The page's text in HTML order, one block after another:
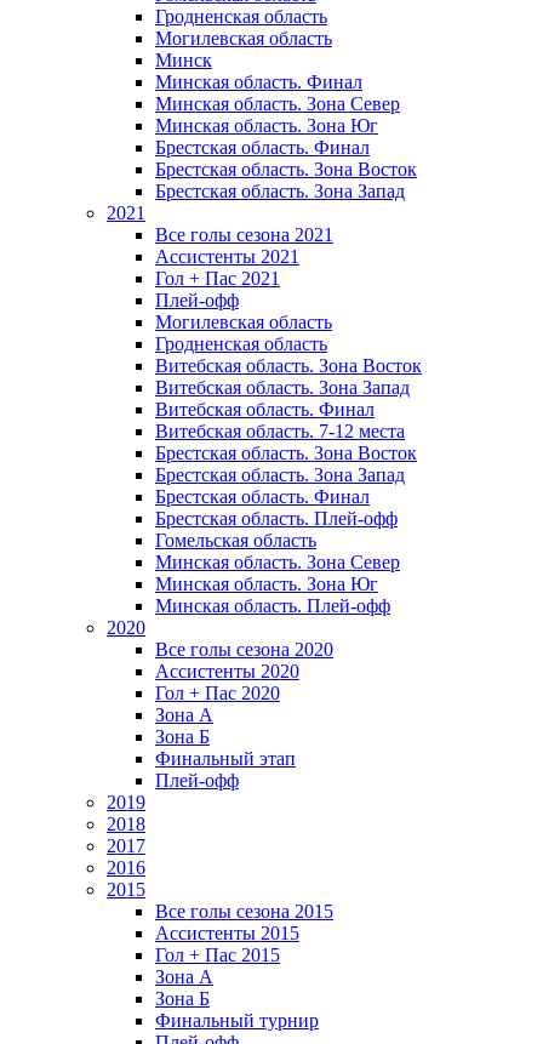
Гродненская область
Могилевская область
Минск
Mинская область. Финал
Минская область. Зона Север
Минская область. Зона Юг
Брестская область. Финал
Брестская область. Зона Восток
Брестская область. Зона Запад
2021
Все голы сезона 2021
Ассистенты 2021
Гол + Пас 2021
Плей-офф
Могилевская область
Гродненская область
Витебская область. Зона Восток
Витебская область. Зона Запад
Витебская область. Финал
Витебская область. 7-12 места
Брестская область. Зона Восток
Брестская область. Зона Запад
Брестская область. Финал
Брестская область. Плей-офф
Гомельская область
Минская область. Зона Север
Минская область. Зона Юг
Минская область. Плей-офф
2020
Все голы сезона 2020
Ассистенты 2020
Гол + Пас 2020
Зона А
Зона Б
Финальный этап
Плей-офф
2019
2018
2017
2016
2015
Все голы сезона 2015
Ассистенты 2015
Гол + Пас 2015
Зона А
Зона Б
Финальный турнир